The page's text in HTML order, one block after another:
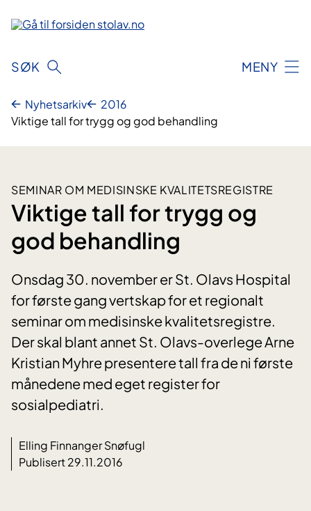
innhold
SØK MENY
Nyhetsarkiv
2016
Viktige tall for trygg og god behandling
SEMINAR OM MEDISINSKE KVALITETSREGISTRE
Viktige tall for trygg og
god behandling
Onsdag 30. november er St. Olavs Hospital
for første gang vertskap for et regionalt
seminar om medisinske kvalitetsregistre.
Der skal blant annet St. Olavs-overlege Arne
Kristian Myhre presentere tall fra de ni første
månedene med eget register for
sosialpediatri.
Elling Finnanger Snøfugl
Publisert 29.11.2016